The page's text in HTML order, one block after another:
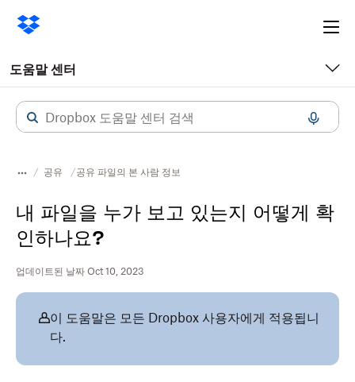
도움말 센터
공유 공유 파일의 본 사람 정보
내 파일을 누가 보고 있는지 어떻게 확
인하나요?
업데이트된 날짜 Oct 10, 2023
이 도움말은 모든 Dropbox 사용자에게 적용됩니
다.